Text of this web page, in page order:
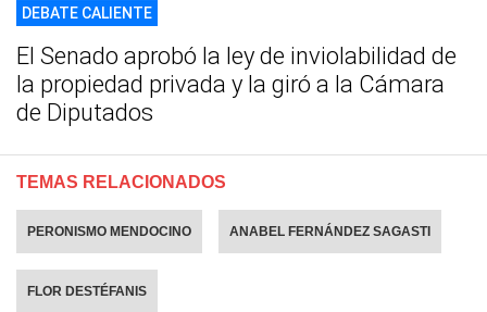
DEBATE CALIENTE
El Senado aprobó la ley de inviolabilidad de
la propiedad privada y la giró a la Cámara
de Diputados
TEMAS RELACIONADOS
PERONISMO MENDOCINO ANABEL FERNÁNDEZ SAGASTI
FLOR DESTÉFANIS